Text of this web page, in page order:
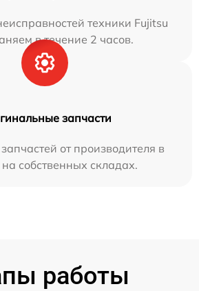
техники Fujitsu
в течение 2 часов.
запчасти
от производителя в
собственных складах.
работы